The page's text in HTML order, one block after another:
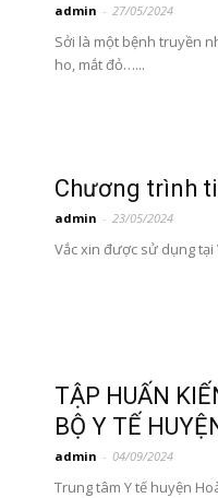
admin - 27/05/2024
Sởi là một bệnh truyền
ho, mắt đỏ…...
Chương trình
admin - 23/05/2024
Vắc xin được sử dụng tại
TẬP HUẤN
BỘ Y TẾ
admin - 04/09/2024
Trung tâm Y tế huyện